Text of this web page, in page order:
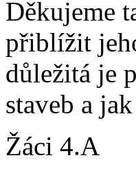
Děkujeme
přiblížit
důležitá je
staveb a
Žáci 4.A